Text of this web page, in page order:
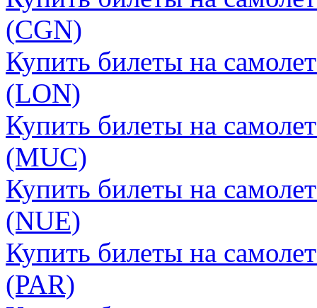
(CGN)
Купить билеты на
(LON)
Купить билеты на
(MUC)
Купить билеты на
(NUE)
Купить билеты на
(PAR)